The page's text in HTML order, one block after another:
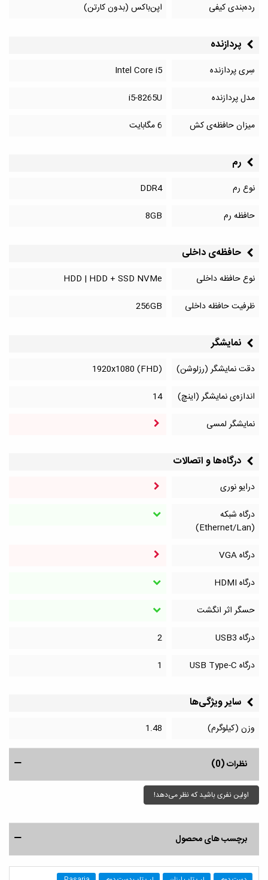
رده‌بندی کیفی اپن‌باکس (بدون کارتن)
پردازنده
سِری پردازنده
Intel Core i5
مدل پردازنده
i5-8265U
میزان حافظه‌ی کش
6 مگابایت
رم
نوع رم
DDR4
حافظه رم
8GB
حافظه‌‌ی داخلی
نوع حافظه داخلی
HDD | HDD + SSD NVMe
ظرفیت حافظه داخلی
256GB
نمایشگر
دقت نمایشگر (رزلوشن)
1920x1080 (FHD)
اندازه‌ی نمایشگر (اینچ)
14
نمایشگر لمسی
درگاه‌ها و اتصالات
درایو نوری
درگاه شبکه
(Ethernet/Lan)
درگاه VGA
درگاه HDMI
حسگر اثر انگشت
درگاه‌ USB3
2
درگاه‌ USB Type-C
1
سایر ویژگی‌ها
وزن (کیلوگرم) 1.48
نظرات (0)
اولین نفری باشید که نظر می‌دهد!
برچسب های محصول